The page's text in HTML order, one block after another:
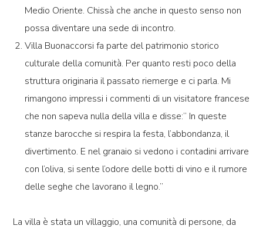
Medio Oriente. Chissà che anche in questo senso non
possa diventare una sede di incontro.
Villa Buonaccorsi fa parte del patrimonio storico
culturale della comunità. Per quanto resti poco della
struttura originaria il passato riemerge e ci parla. Mi
rimangono impressi i commenti di un visitatore francese
che non sapeva nulla della villa e disse:” In queste
stanze barocche si respira la festa, l’abbondanza, il
divertimento. E nel granaio si vedono i contadini arrivare
con l’oliva, si sente l’odore delle botti di vino e il rumore
delle seghe che lavorano il legno.”
La villa è stata un villaggio, una comunità di persone, da